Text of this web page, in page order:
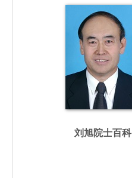
刘旭院士百科